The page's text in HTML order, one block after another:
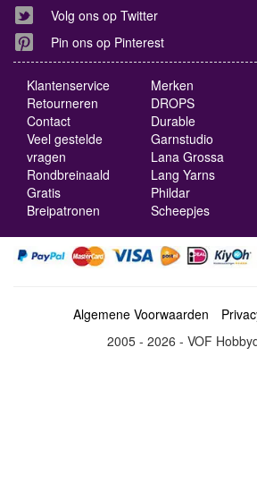
Volg ons op Twitter
Pin ons op Pinterest
Klantenservice
Retourneren
Contact
Veel gestelde
vragen
Rondbreinaald
Gratis
Breipatronen
Merken
DROPS
Durable
Garnstudio
Lana Grossa
Lang Yarns
Phildar
Scheepjes
Algemene Voorwaarden
2005 - 2026 - VOF